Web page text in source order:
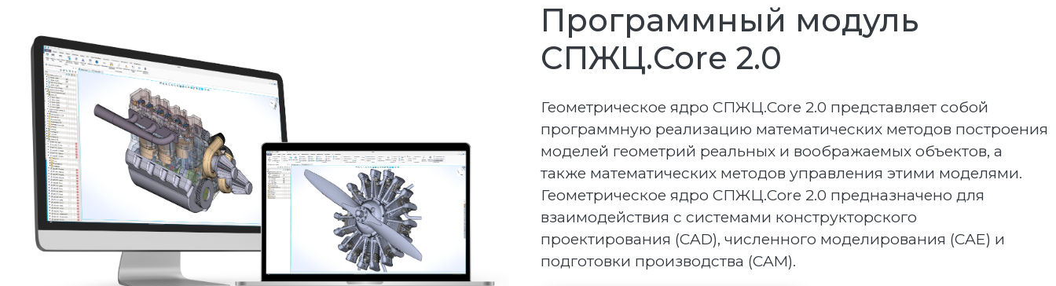
Программный модуль
СПЖЦ.Core 2.0
Геометрическое ядро СПЖЦ.Core 2.0 представляет собой
программную реализацию математических методов построения
моделей геометрий реальных и воображаемых объектов, а
также математических методов управления этими моделями.
Геометрическое ядро СПЖЦ.Core 2.0 предназначено для
взаимодействия с системами конструкторского
проектирования (CAD), численного моделирования (CAE) и
подготовки производства (CAM).